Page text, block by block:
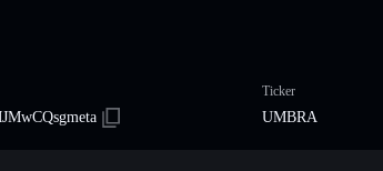
Ticker
UMBRA